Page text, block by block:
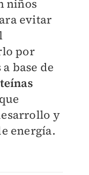
niños
evitar
por
base de
que
y
energía.